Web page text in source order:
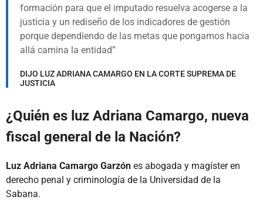
formación para que el imputado resuelva acogerse a la
justicia y un rediseño de los indicadores de gestión
porque dependiendo de las metas que pongamos hacia
allá camina la entidad
DIJO LUZ ADRIANA CAMARGO EN LA CORTE SUPREMA DE
JUSTICIA
¿Quién es luz Adriana Camargo, nueva
fiscal general de la Nación?
Luz Adriana Camargo Garzón es abogada y magíster en
derecho penal y criminología de la Universidad de la
Sabana.